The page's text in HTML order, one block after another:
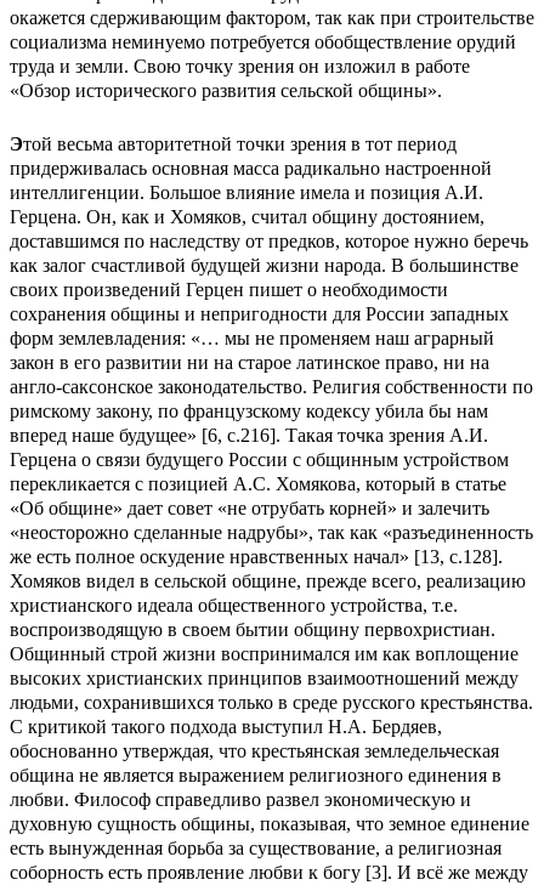
окажется сдерживающим фактором, так как при строительстве
социализма неминуемо потребуется обобществление орудий
труда и земли. Свою точку зрения он изложил в работе
«Обзор исторического развития сельской общины».
Этой весьма авторитетной точки зрения в тот период
придерживалась основная масса радикально настроенной
интеллигенции. Большое влияние имела и позиция А.И.
Герцена. Он, как и Хомяков, считал общину достоянием,
доставшимся по наследству от предков, которое нужно беречь
как залог счастливой будущей жизни народа. В большинстве
своих произведений Герцен пишет о необходимости
сохранения общины и непригодности для России западных
форм землевладения: «… мы не променяем наш аграрный
закон в его развитии ни на старое латинское право, ни на
англо-саксонское законодательство. Религия собственности по
римскому закону, по французскому кодексу убила бы нам
вперед наше будущее» [6, с.216]. Такая точка зрения А.И.
Герцена о связи будущего России с общинным устройством
перекликается с позицией А.С. Хомякова, который в статье
«Об общине» дает совет «не отрубать корней» и залечить
«неосторожно сделанные надрубы», так как «разъединенность
же есть полное оскудение нравственных начал» [13, с.128].
Хомяков видел в сельской общине, прежде всего, реализацию
христианского идеала общественного устройства, т.е.
воспроизводящую в своем бытии общину первохристиан.
Общинный строй жизни воспринимался им как воплощение
высоких христианских принципов взаимоотношений между
людьми, сохранившихся только в среде русского крестьянства.
С критикой такого подхода выступил Н.А. Бердяев,
обоснованно утверждая, что крестьянская земледельческая
община не является выражением религиозного единения в
любви. Философ справедливо развел экономическую и
духовную сущность общины, показывая, что земное единение
есть вынужденная борьба за существование, а религиозная
соборность есть проявление любви к богу [3]. И всё же между